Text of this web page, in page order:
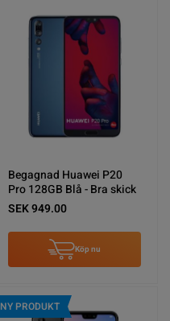
Begagnad Huawei P20
Pro 128GB Blå - Bra skick
SEK 949.00
Köp nu
NY PRODUKT